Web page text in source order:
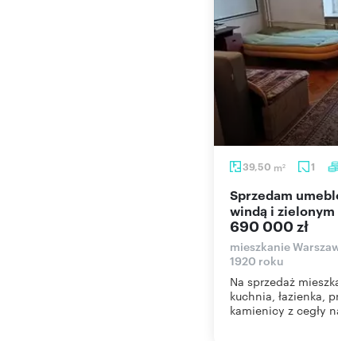
39,50 m2 1
Sprzedam umeblowane 39m² na Ochocie z
windą i
690 000 zł
mieszkanie
1920 roku
Na sprzedaż
kuchnia, łazienka,
kamienicy z cegły